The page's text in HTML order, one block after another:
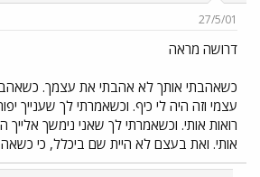
ש
א
ר
27/5/01
דרושה מראה
כשאהבתי אותך לא אהבתי את עצמך.
עצמי וזה היה לי כיף. וכשאמרתי לך שענייך
רואות אותי. וכשאמרתי לך שאני נימשך
אותי. ואת בעצם לא היית שם ביכלל, כי